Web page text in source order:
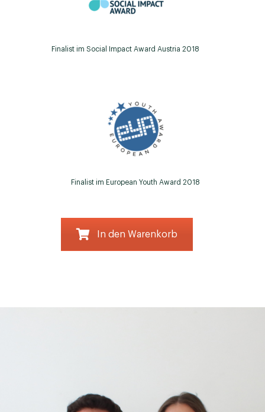
Finalist im Social Impact Award Austria 2018
Finalist im European Youth Award 2018
In den Warenkorb